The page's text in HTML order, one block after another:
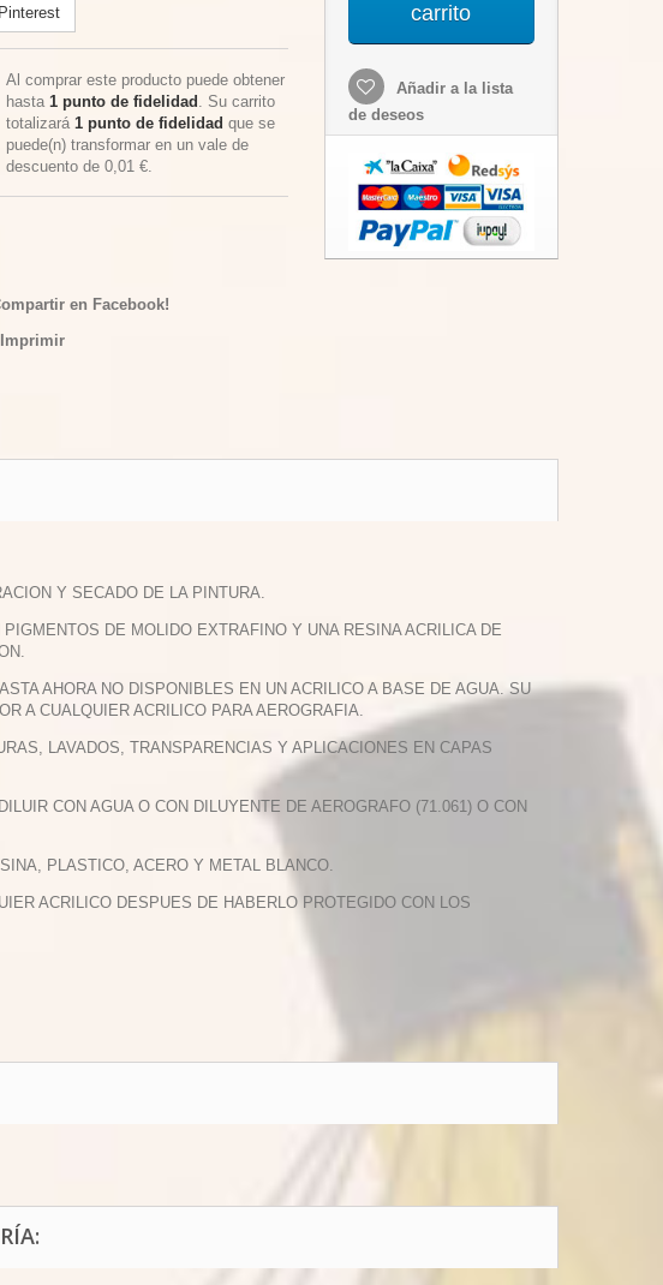
Pinterest
Al comprar este producto puede obtener
hasta 1 punto de fidelidad . Su carrito
totalizará 1 punto de fidelidad que se
puede(n) transformar en un vale de
descuento de 0,01 €.
en Facebook!
Imprimir
carrito
Añadir a la lista
de deseos
Y SECADO DE LA PINTURA.
DE MOLIDO EXTRAFINO Y UNA RESINA ACRILICA DE
AHORA NO DISPONIBLES EN UN ACRILICO A BASE DE AGUA. SU
A CUALQUIER ACRILICO PARA AEROGRAFIA.
LAVADOS, TRANSPARENCIAS Y APLICACIONES EN CAPAS
CON AGUA O CON DILUYENTE DE AEROGRAFO (71.061) O CON
PLASTICO, ACERO Y METAL BLANCO.
ACRILICO DESPUES DE HABERLO PROTEGIDO CON LOS